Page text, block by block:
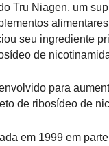
Tru Niagen, um
seu ingrediente
de
para
de ribosídeo de
em 1999 em